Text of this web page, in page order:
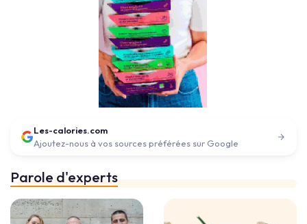
Les-calories.com
Ajoutez-nous à vos sources préférées sur Google
Parole d'experts